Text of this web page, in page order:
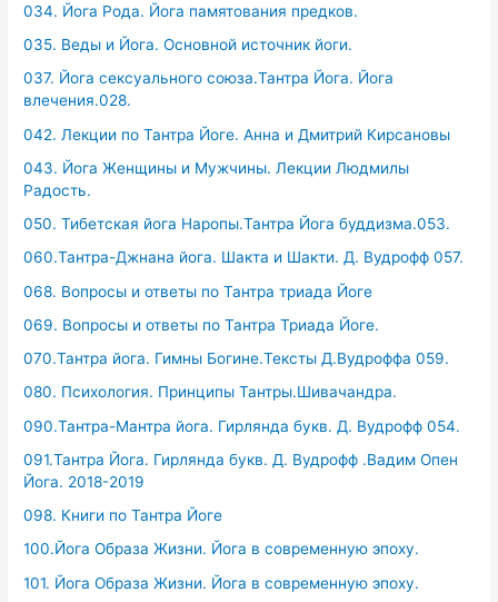
034. Йога Рода. Йога памятования предков.
035. Веды и Йога. Основной источник йоги.
037. Йога сексуального союза.Тантра Йога. Йога
влечения.028.
042. Лекции по Тантра Йоге. Анна и Дмитрий Кирсановы
043. Йога Женщины и Мужчины. Лекции Людмилы
Радость.
050. Тибетская йога Наропы.Тантра Йога буддизма.053.
060.Тантра-Джнана йога. Шакта и Шакти. Д. Вудрофф 057.
068. Вопросы и ответы по Тантра триада Йоге
069. Вопросы и ответы по Тантра Триада Йоге.
070.Тантра йога. Гимны Богине.Тексты Д.Вудроффа 059.
080. Психология. Принципы Тантры.Шивачандра.
090.Тантра-Мантра йога. Гирлянда букв. Д. Вудрофф 054.
091.Тантра Йога. Гирлянда букв. Д. Вудрофф .Вадим Опен
Йога. 2018-2019
098. Книги по Тантра Йоге
100.Йога Образа Жизни. Йога в современную эпоху.
101. Йога Образа Жизни. Йога в современную эпоху.